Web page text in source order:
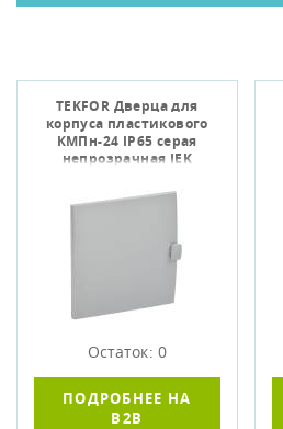
TEKFOR Дверца для
корпуса пластикового
КМПн-24 IP65 серая
непрозрачная IEK
Остаток: 0
ПОДРОБНЕЕ НА
B2B